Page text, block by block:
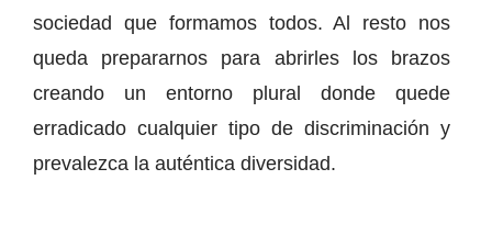
sociedad que formamos todos. Al resto nos
queda prepararnos para abrirles los brazos
creando un entorno plural donde quede
erradicado cualquier tipo de discriminación y
prevalezca la auténtica diversidad.